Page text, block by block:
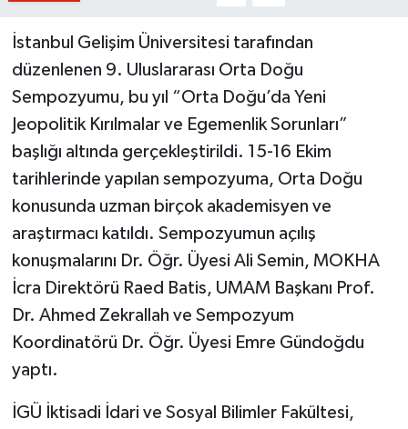
İstanbul Gelişim Üniversitesi tarafından
düzenlenen 9. Uluslararası Orta Doğu
Sempozyumu, bu yıl “Orta Doğu’da Yeni
Jeopolitik Kırılmalar ve Egemenlik Sorunları”
başlığı altında gerçekleştirildi. 15-16 Ekim
tarihlerinde yapılan sempozyuma, Orta Doğu
konusunda uzman birçok akademisyen ve
araştırmacı katıldı. Sempozyumun açılış
konuşmalarını Dr. Öğr. Üyesi Ali Semin, MOKHA
İcra Direktörü Raed Batis, UMAM Başkanı Prof.
Dr. Ahmed Zekrallah ve Sempozyum
Koordinatörü Dr. Öğr. Üyesi Emre Gündoğdu
yaptı.
İGÜ İktisadi İdari ve Sosyal Bilimler Fakültesi,